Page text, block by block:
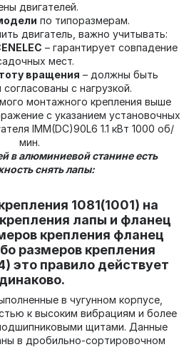
двигателей.
по типоразмерам.
двигатель, важно учитывать:
– гарантирует совпадение
мест.
вращения – должны быть
с нагрузкой.
монтажного крепления выше
с указанием установочных
IMM(DС)90L6 1.1 кВт 1000 об/
мин.
в алюминиевой станине есть
снять лапы:
1081(1001) на
лапы и фланец
крепления фланец
размеров крепления
это правило действует
в чугунном корпусе,
к высоким вибрациям и более
щитами. Данные
в дробильно-сортировочном